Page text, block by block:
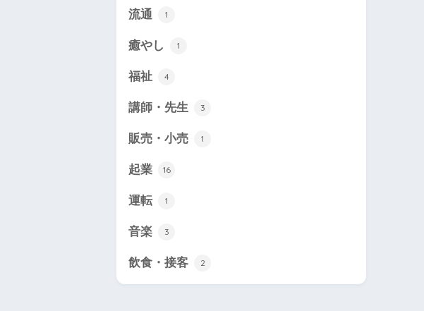
流通 1
癒やし 1
福祉 4
講師・先生 3
販売・小売 1
起業 16
運転 1
音楽 3
飲食・接客 2